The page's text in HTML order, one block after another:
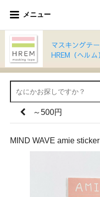
メニュー
マスキングテ
HREM（ヘルム）
～500円
MIND WAVE amie